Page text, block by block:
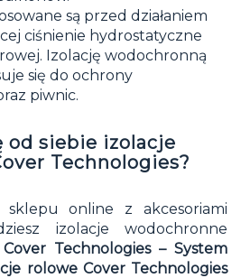
są przed działaniem
ciśnienie hydrostatyczne
Izolację wodochronną
się do ochrony
piwnic.
od siebie izolacje
Technologies?
sklepu online z akcesoriami
izolacje wodochronne
Cover Technologies – System
rolowe Cover Technologies